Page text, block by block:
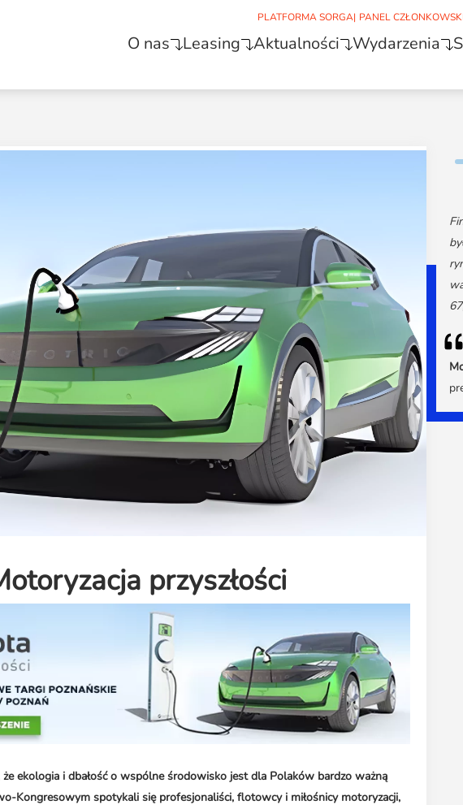
PLATFORMA SORGA| PANEL CZŁONKOWSKI
O nas Leasing Aktualności Wydarzenia
przyszłości
ekologia i dbałość o wspólne środowisko jest dla Polaków bardzo ważną
Kongresowym spotykali się profesjonaliści, flotowcy i miłośnicy motoryzacji,